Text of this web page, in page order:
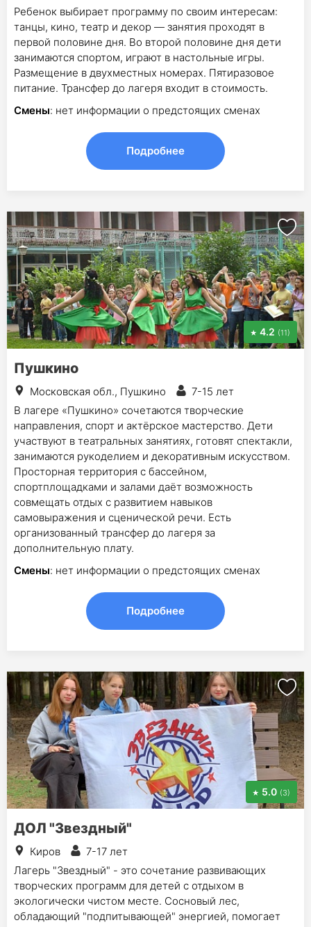
Ребенок выбирает программу по своим интересам:
танцы, кино, театр и декор — занятия проходят в
первой половине дня. Во второй половине дня дети
занимаются спортом, играют в настольные игры.
Размещение в двухместных номерах. Пятиразовое
питание. Трансфер до лагеря входит в стоимость.
Смены: нет информации о предстоящих сменах
Подробнее
4.2 (11)
Пушкино
Московская обл., Пушкино
7-15 лет
В лагере «Пушкино» сочетаются творческие
направления, спорт и актёрское мастерство. Дети
участвуют в театральных занятиях, готовят спектакли,
занимаются рукоделием и декоративным искусством.
Просторная территория с бассейном,
спортплощадками и залами даёт возможность
совмещать отдых с развитием навыков
самовыражения и сценической речи. Есть
организованный трансфер до лагеря за
дополнительную плату.
Смены: нет информации о предстоящих сменах
Подробнее
5.0 (3)
ДОЛ "Звездный"
Киров
7-17 лет
Лагерь "Звездный" - это сочетание развивающих
творческих программ для детей с отдыхом в
экологически чистом месте. Сосновый лес,
обладающий "подпитывающей" энергией, помогает